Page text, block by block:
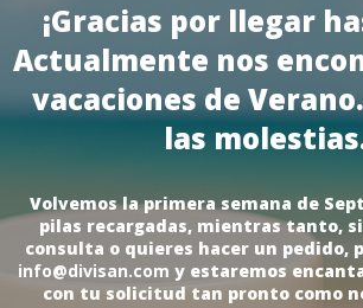
¡Gracias por llegar
Actualmente nos
vacaciones de
las
Volvemos la primera semana de
pilas recargadas, mientras tanto,
consulta o quieres hacer un pedido,
info@divisan.com y estaremos
con tu solicitud tan pronto como